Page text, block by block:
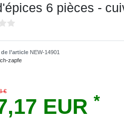
6 pièces -
l’article NEW-14901
zapfe
€
EUR *